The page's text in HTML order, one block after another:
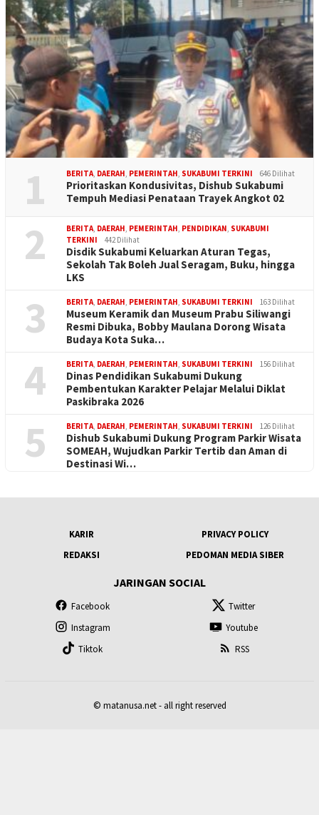
1 BERITA, DAERAH, PEMERINTAH, SUKABUMI TERKINI 646 Dilihat
Prioritaskan Kondusivitas, Dishub Sukabumi
Tempuh Mediasi Penataan Trayek Angkot 02
2 BERITA, DAERAH, PEMERINTAH, PENDIDIKAN, SUKABUMI
TERKINI
442 Dilihat
Disdik Sukabumi Keluarkan Aturan Tegas,
Sekolah Tak Boleh Jual Seragam, Buku, hingga
LKS
3 BERITA, DAERAH, PEMERINTAH, SUKABUMI TERKINI 163 Dilihat
Museum Keramik dan Museum Prabu Siliwangi
Resmi Dibuka, Bobby Maulana Dorong Wisata
Budaya Kota Suka…
4 BERITA, DAERAH, PEMERINTAH, SUKABUMI TERKINI 156 Dilihat
Dinas Pendidikan Sukabumi Dukung
Pembentukan Karakter Pelajar Melalui Diklat
Paskibraka 2026
5 BERITA, DAERAH, PEMERINTAH, SUKABUMI TERKINI 126 Dilihat
Dishub Sukabumi Dukung Program Parkir Wisata
SOMEAH, Wujudkan Parkir Tertib dan Aman di
Destinasi Wi…
KARIR
PRIVACY POLICY
REDAKSI
PEDOMAN MEDIA SIBER
JARINGAN SOCIAL
Facebook
Twitter
Instagram
Youtube
Tiktok
RSS
© matanusa.net - all right reserved